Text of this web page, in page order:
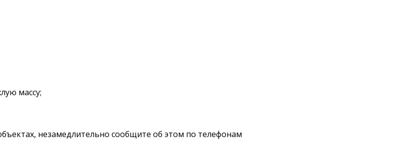
массу;
незамедлительно сообщите об этом по телефонам